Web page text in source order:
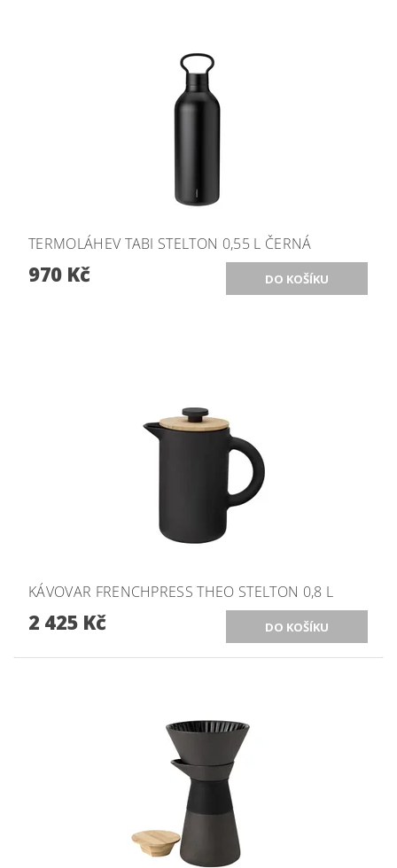
TERMOLÁHEV TABI STELTON 0,55 L ČERNÁ
970 Kč
KÁVOVAR FRENCHPRESS THEO STELTON 0,8 L
2 425 Kč